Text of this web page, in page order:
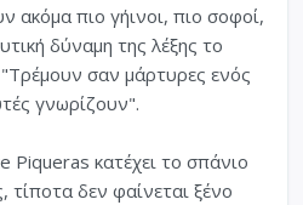
ακόμα πιο γήινοι, πιο σοφοί,
δύναμη της λέξης το
σαν μάρτυρες ενός
γνωρίζουν".
Piqueras κατέχει το σπάνιο
τίποτα δεν φαίνεται ξένο